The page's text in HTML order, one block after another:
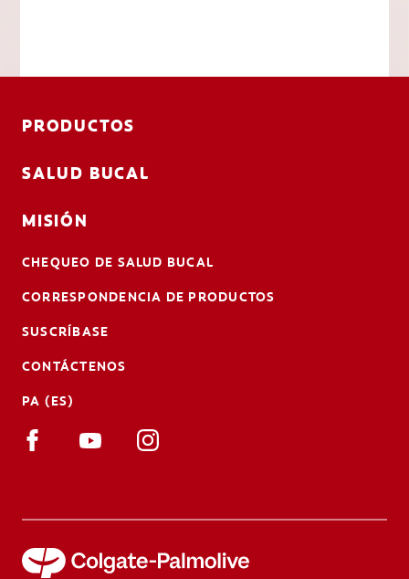
PRODUCTOS
SALUD BUCAL
MISIÓN
CHEQUEO DE SALUD BUCAL
CORRESPONDENCIA DE PRODUCTOS
SUSCRÍBASE
CONTÁCTENOS
PA (ES)